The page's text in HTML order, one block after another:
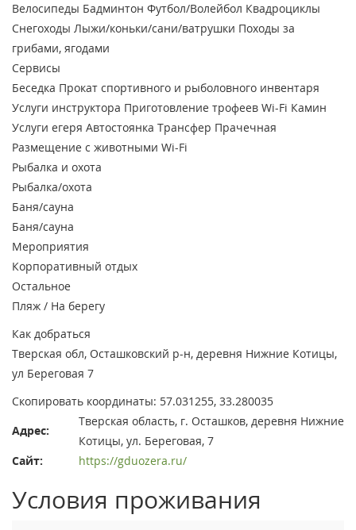
Велосипеды Бадминтон Футбол/Волейбол Квадроциклы
Снегоходы Лыжи/коньки/сани/ватрушки Походы за
грибами, ягодами
Сервисы
Беседка Прокат спортивного и рыболовного инвентаря
Услуги инструктора Приготовление трофеев Wi-Fi Камин
Услуги егеря Автостоянка Трансфер Прачечная
Размещение с животными Wi-Fi
Рыбалка и охота
Рыбалка/охота
Баня/сауна
Баня/сауна
Мероприятия
Корпоративный отдых
Остальное
Пляж / На берегу
Как добраться
Тверская обл, Осташковский р-н, деревня Нижние Котицы,
ул Береговая 7
Скопировать координаты: 57.031255, 33.280035
Адрес:
Тверская область, г. Осташков, деревня Нижние
Котицы, ул. Береговая, 7
Сайт:
https://gduozera.ru/
Условия проживания